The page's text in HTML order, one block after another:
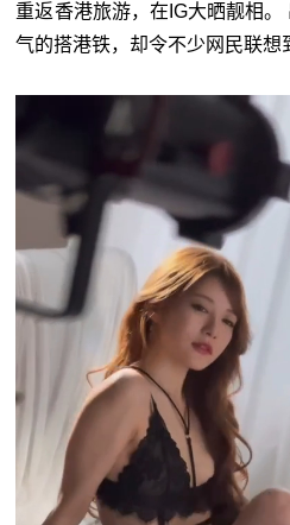
重返香港旅游，在IG大晒靓相
气的搭港铁，却令不少网民联想